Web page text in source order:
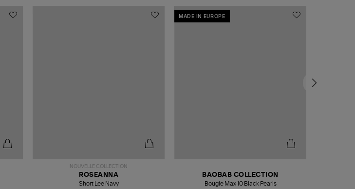
NOUVELLE COLLECTION
ROSEANNA
Short Lee Navy
MADE IN EUROPE
BAOBAB COLLECTION
Bougie Max 10 Black Pearls